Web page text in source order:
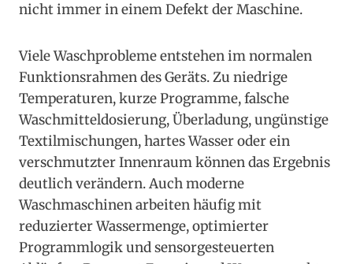
nicht immer in einem Defekt der Maschine.
Viele Waschprobleme entstehen im normalen
Funktionsrahmen des Geräts. Zu niedrige
Temperaturen, kurze Programme, falsche
Waschmitteldosierung, Überladung, ungünstige
Textilmischungen, hartes Wasser oder ein
verschmutzter Innenraum können das Ergebnis
deutlich verändern. Auch moderne
Waschmaschinen arbeiten häufig mit
reduzierter Wassermenge, optimierter
Programmlogik und sensorgesteuerten